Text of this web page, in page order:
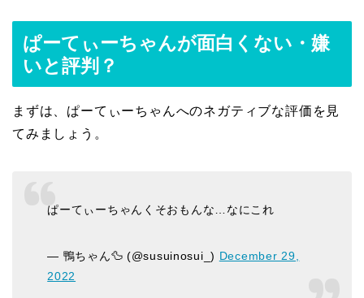
ぱーてぃーちゃんが面白くない・嫌
いと評判？
まずは、ぱーてぃーちゃんへのネガティブな評価を見
てみましょう。
ぱーてぃーちゃんくそおもんな…なにこれ
— 鴨ちゃん🦆 (@susuinosui_) December 29,
2022